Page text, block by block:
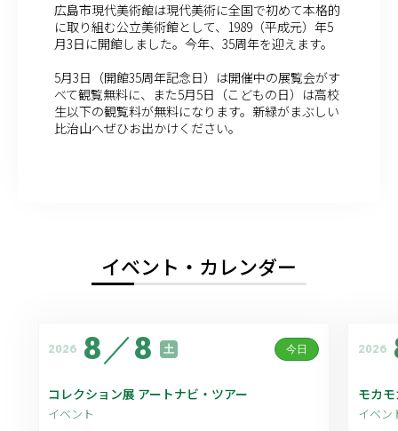
広島市現代美術館は現代美術に全国で初めて本格的
に取り組む公立美術館として、1989（平成元）年5
月3日に開館しました。今年、35周年を迎えます。
5月3日（開館35周年記念日）は開催中の展覧会がす
べて観覧無料に、また5月5日（こどもの日）は高校
生以下の観覧料が無料になります。新緑がまぶしい
比治山へぜひお出かけください。
イベント・カレンダー
2026 8／8 土 今日
コレクション展 アートナビ・ツアー
イベント
2026
モカ
イベン